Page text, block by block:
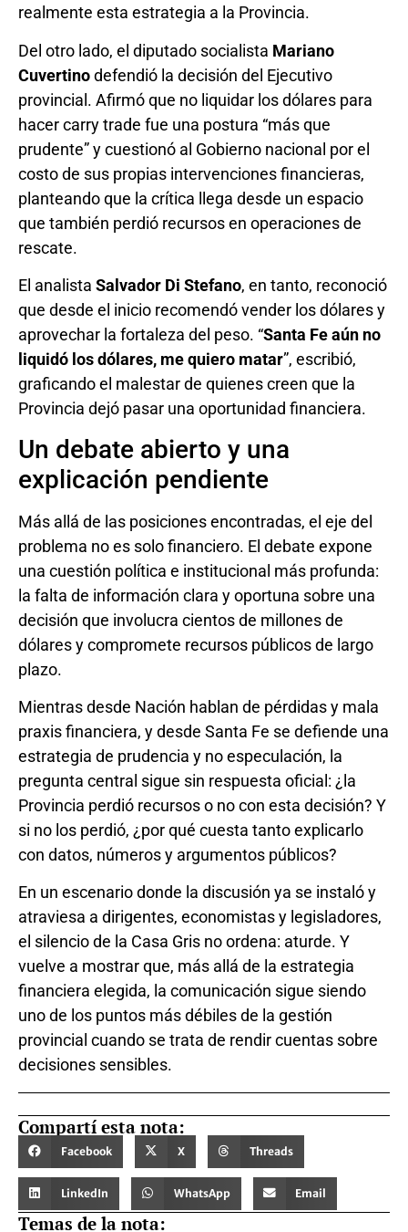
realmente esta estrategia a la Provincia.
Del otro lado, el diputado socialista Mariano
Cuvertinodefendió la decisión del Ejecutivo
provincial. Afirmó que no liquidar los dólares para
hacer carry trade fue una postura “más que
prudente” y cuestionó al Gobierno nacional por el
costo de sus propias intervenciones financieras,
planteando que la crítica llega desde un espacio
que también perdió recursos en operaciones de
rescate.
El analista Salvador Di Stefano, en tanto, reconoció
que desde el inicio recomendó vender los dólares y
aprovechar la fortaleza del peso. “Santa Fe aún no
liquidó los dólares, me quiero matar”, escribió,
graficando el malestar de quienes creen que la
Provincia dejó pasar una oportunidad financiera.
Un debate abierto y una
explicación pendiente
Más allá de las posiciones encontradas, el eje del
problema no es solo financiero. El debate expone
una cuestión política e institucional más profunda:
la falta de información clara y oportuna sobre una
decisión que involucra cientos de millones de
dólares y compromete recursos públicos de largo
plazo.
Mientras desde Nación hablan de pérdidas y mala
praxis financiera, y desde Santa Fe se defiende una
estrategia de prudencia y no especulación, la
pregunta central sigue sin respuesta oficial: ¿la
Provincia perdió recursos o no con esta decisión? Y
si no los perdió, ¿por qué cuesta tanto explicarlo
con datos, números y argumentos públicos?
En un escenario donde la discusión ya se instaló y
atraviesa a dirigentes, economistas y legisladores,
el silencio de la Casa Gris no ordena: aturde. Y
vuelve a mostrar que, más allá de la estrategia
financiera elegida, la comunicación sigue siendo
uno de los puntos más débiles de la gestión
provincial cuando se trata de rendir cuentas sobre
decisiones sensibles.
Compartí esta nota:
Facebook X Threads
LinkedIn WhatsApp Email
Temas de la nota: